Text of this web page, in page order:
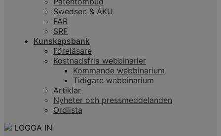
Swedsec & ÅKU
FAR
SRF
Kunskapsbank
Föreläsare
Kostnadsfria webbinarier
Kommande webbinarium
Tidigare webbinarium
Artiklar
Nyheter och pressmeddelanden
Ordlista
LOGGA IN